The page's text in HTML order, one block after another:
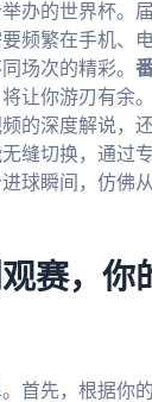
办的世界杯。
频繁在手机、
场次的精彩。
让你游刃有余
的深度解说，
缝切换，通过
球瞬间，仿佛
赛，你
首先，根据你